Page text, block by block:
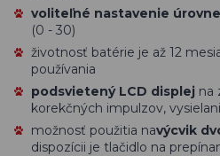
voliteľné nastavenie
(0 - 30)
životnosť batérie je až 12
používania
podsvietený LCD displej na
korekčných impulzov,
možnosť použitia navýcvik
dispozícii je tlačidlo na